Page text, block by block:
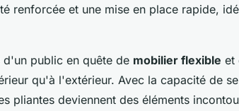
renforcée et une mise en place rapide,
d'un public en quête de mobilier flexible et
qu'à l'extérieur. Avec la capacité de se
pliantes deviennent des éléments